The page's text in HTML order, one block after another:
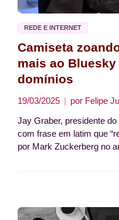
REDE E INTERNET
Camiseta
mais ao
domínios
19/03/2025 por Felipe
Jay Graber, presidente
com frase em latim que
por Mark Zuckerberg no